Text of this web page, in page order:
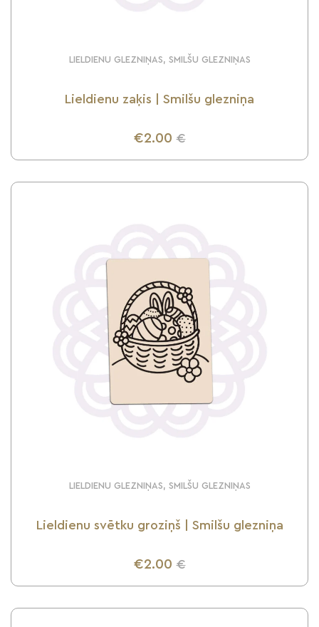
LIELDIENU GLEZNIŅAS, SMILŠU GLEZNIŅAS
Lieldienu zaķis | Smilšu glezniņa
€2.00 €
UZZINI VAIRĀK
LIELDIENU GLEZNIŅAS, SMILŠU GLEZNIŅAS
Lieldienu svētku groziņš | Smilšu glezniņa
€2.00 €
UZZINI VAIRĀK